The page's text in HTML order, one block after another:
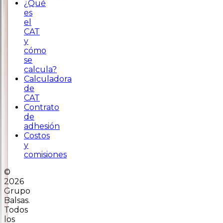
¿Qué
es
el
CAT
y
cómo
se
calcula?
Calculadora
de
CAT
Contrato
de
adhesión
Costos
y
comisiones
©
2026
Grupo
Balsas.
Todos
los